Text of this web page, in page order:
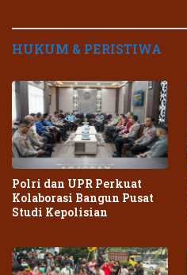
HUKUM & PERISTIWA
Polri dan UPR Perkuat
Kolaborasi Bangun Pusat
Studi Kepolisian